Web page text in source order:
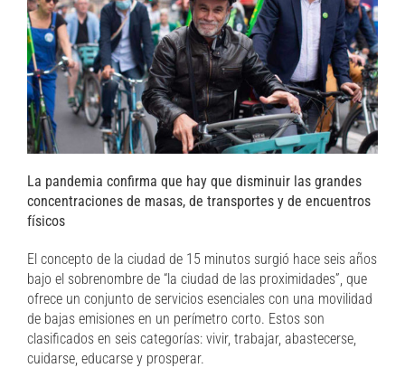
La pandemia confirma que hay que disminuir las grandes
concentraciones de masas, de transportes y de encuentros
físicos
El concepto de la ciudad de 15 minutos surgió hace seis años
bajo el sobrenombre de “la ciudad de las proximidades”, que
ofrece un conjunto de servicios esenciales con una movilidad
de bajas emisiones en un perímetro corto. Estos son
clasificados en seis categorías: vivir, trabajar, abastecerse,
cuidarse, educarse y prosperar.